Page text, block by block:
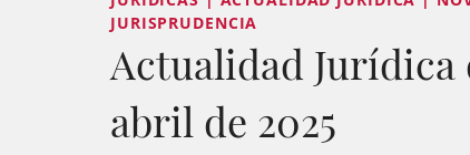
JURISPRUDENCIA
Actualidad Jurídica
abril de 2025